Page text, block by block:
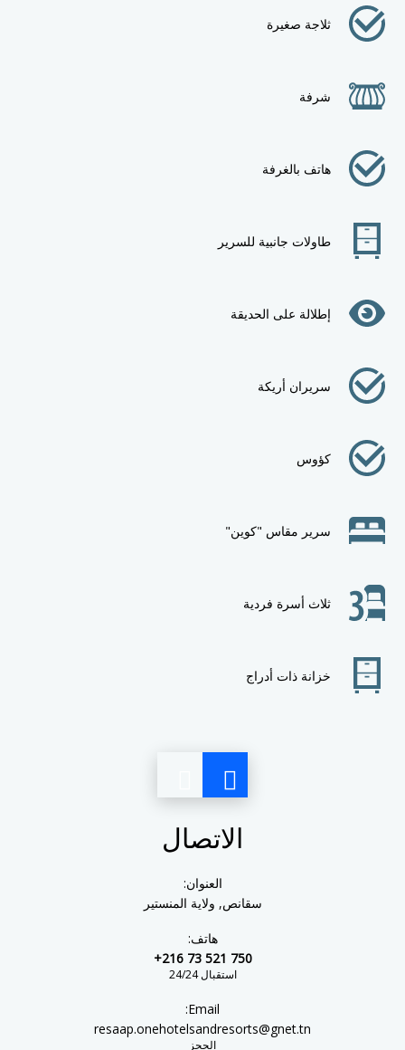
ثلاجة صغيرة
شرفة
هاتف بالغرفة
طاولات جانبية للسرير
إطلالة على الحديقة
سريران أريكة
كؤوس
سرير مقاس "كوين"
ثلاث أسرة فردية
خزانة ذات أدراج
الاتصال
العنوان:
سقانص, ولاية المنستير
هاتف:
+216 73 521 750
استقبال 24/24
Email:
resaap.onehotelsandresorts@gnet.tn
الحجز